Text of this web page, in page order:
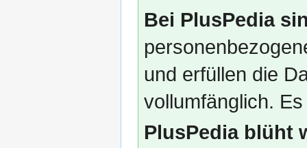
Bei PlusPedia
und erfüllen die
vollumfänglich.
PlusPedia blüht